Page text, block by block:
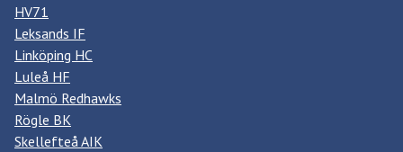
HV71
Leksands IF
Linköping HC
Luleå HF
Malmö Redhawks
Rögle BK
Skellefteå AIK